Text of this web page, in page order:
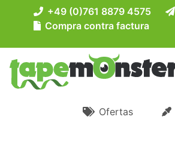
+49 (0)761 8879 4575
Compra contra factura
Ofertas